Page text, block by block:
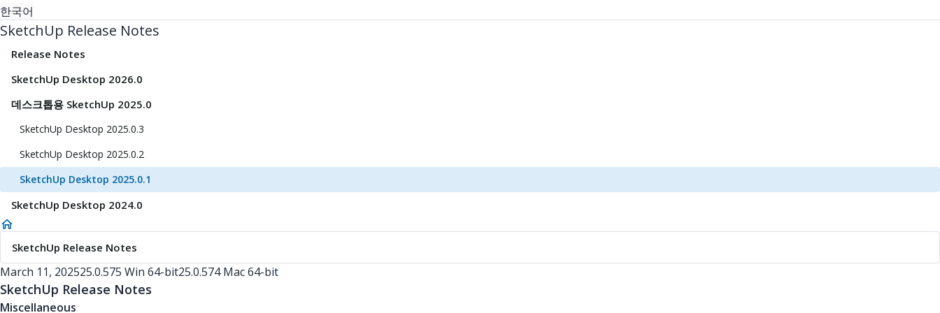
한국어
SketchUp Release Notes
Release Notes
SketchUp Desktop 2026.0
데스크톱용 SketchUp 2025.0
SketchUp Desktop 2025.0.3
SketchUp Desktop 2025.0.2
SketchUp Desktop 2025.0.1
SketchUp Desktop 2024.0
SketchUp Release Notes
March 11, 202525.0.575 Win 64-bit25.0.574 Mac 64-bit
SketchUp Release Notes
Miscellaneous